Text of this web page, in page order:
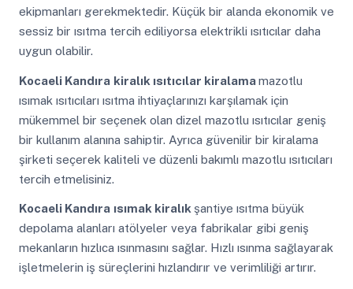
ekipmanları gerekmektedir. Küçük bir alanda ekonomik ve
sessiz bir ısıtma tercih ediliyorsa elektrikli ısıtıcılar daha
uygun olabilir.
Kocaeli Kandıra kiralık ısıtıcılar kiralamamazotlu
ısımak ısıtıcıları ısıtma ihtiyaçlarınızı karşılamak için
mükemmel bir seçenek olan dizel mazotlu ısıtıcılar geniş
bir kullanım alanına sahiptir. Ayrıca güvenilir bir kiralama
şirketi seçerek kaliteli ve düzenli bakımlı mazotlu ısıtıcıları
tercih etmelisiniz.
Kocaeli Kandıra ısımak kiralık şantiye ısıtma büyük
depolama alanları atölyeler veya fabrikalar gibi geniş
mekanların hızlıca ısınmasını sağlar. Hızlı ısınma sağlayarak
işletmelerin iş süreçlerini hızlandırır ve verimliliği artırır.